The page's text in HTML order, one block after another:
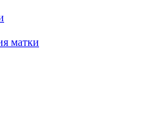
матки